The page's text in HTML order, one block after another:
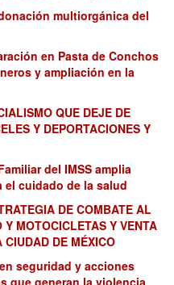
multiorgánica del
en Pasta de Conchos
y ampliación en la
QUE DEJE DE
Y DEPORTACIONES Y
del IMSS amplia
el cuidado de la salud
DE COMBATE AL
MOTOCICLETAS Y VENTA
DE MÉXICO
seguridad y acciones
que generan la violencia